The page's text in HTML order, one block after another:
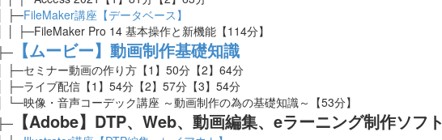
│ ├─FileMaker講座【データベース】
│ │ ├─FileMaker Pro 14 基本操作と新機能【114分】
├─ 【ムービー】動画制作基礎知識
│ ├─セミナー動画の作り方【1】50分【2】64分
│ ├─ライブ配信【1】54分【2】57分【3】54分
│ └─映像・音声コーデック講座 ～動画制作の為の基礎知識～【53分】
├─ 【Adobe】DTP、Web、動画編集、eラーニング制作ソフト